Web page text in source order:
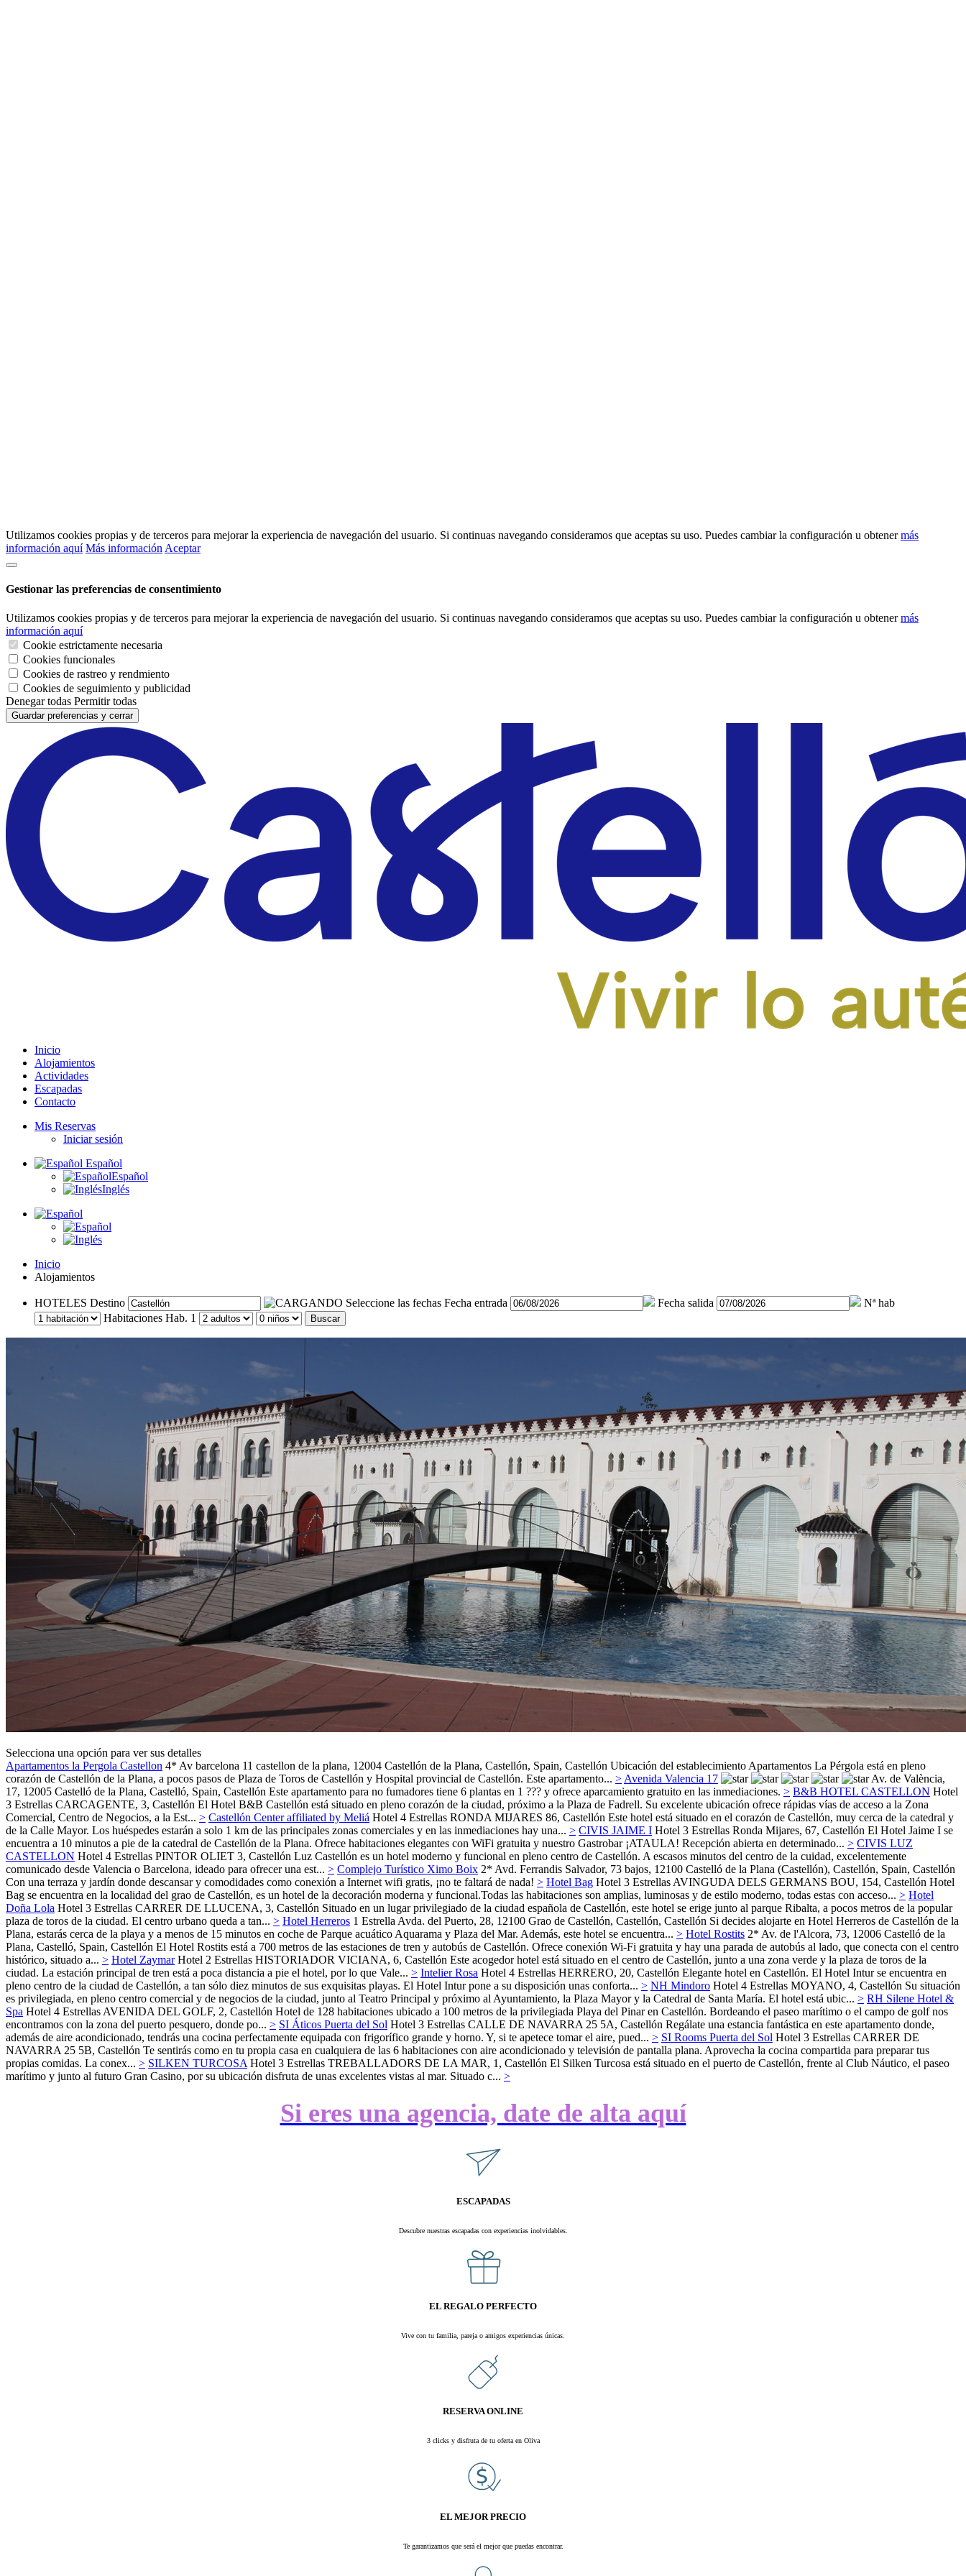
Utilizamos cookies propias y de terceros para mejorar la experiencia de navegación del usuario. Si continuas navegando consideramos que aceptas su uso. Puedes cambiar la configuración u obtenermás
información aquí Más información Aceptar
Gestionar las preferencias de consentimiento
Utilizamos cookies propias y de terceros para mejorar la experiencia de navegación del usuario. Si continuas navegando consideramos que aceptas su uso. Puedes cambiar la configuración u obtenermás
información aquí
Cookie estrictamente necesaria
Cookies funcionales
Cookies de rastreo y rendmiento
Cookies de seguimiento y publicidad
Denegar todas Permitir todas
Guardar preferencias y cerrar
Inicio
Alojamientos
Actividades
Escapadas
Contacto
Mis Reservas
Iniciar sesión
Español
Español
Inglés
Inicio
Alojamientos
HOTELES Destino Seleccione las fechas Fecha entrada Fecha salida
Nª hab
Habitaciones Hab. 1 Buscar
Selecciona una opción para ver sus detalles
Apartamentos la Pergola Castellon 4* Av barcelona 11 castellon de la plana, 12004 Castellón de la Plana, Castellón, Spain, Castellón Ubicación del establecimiento Apartamentos La Pérgola está en pleno
corazón de Castellón de la Plana, a pocos pasos de Plaza de Toros de Castellón y Hospital provincial de Castellón. Este apartamento... > Avenida Valencia 17
Av. de València,
17, 12005 Castelló de la Plana, Castelló, Spain, Castellón Este apartamento para no fumadores tiene 6 plantas en 1 ??? y ofrece aparcamiento gratuito en las inmediaciones. > B&B HOTEL CASTELLON Hotel
3 Estrellas CARCAGENTE, 3, Castellón El Hotel B&B Castellón está situado en pleno corazón de la ciudad, próximo a la Plaza de Fadrell. Su excelente ubicación ofrece rápidas vías de acceso a la Zona
Comercial, Centro de Negocios, a la Est... > Castellón Center affiliated by Meliá Hotel 4 Estrellas RONDA MIJARES 86, Castellón Este hotel está situado en el corazón de Castellón, muy cerca de la catedral y
de la Calle Mayor. Los huéspedes estarán a solo 1 km de las principales zonas comerciales y en las inmediaciones hay una... > CIVIS JAIME I Hotel 3 Estrellas Ronda Mijares, 67, Castellón El Hotel Jaime I se
encuentra a 10 minutos a pie de la catedral de Castellón de la Plana. Ofrece habitaciones elegantes con WiFi gratuita y nuestro Gastrobar ¡ATAULA! Recepción abierta en determinado... > CIVIS LUZ
CASTELLON Hotel 4 Estrellas PINTOR OLIET 3, Castellón Luz Castellón es un hotel moderno y funcional en pleno centro de Castellón. A escasos minutos del centro de la cuidad, excelentemente
comunicado desde Valencia o Barcelona, ideado para ofrecer una est... > Complejo Turístico Ximo Boix 2* Avd. Ferrandis Salvador, 73 bajos, 12100 Castelló de la Plana (Castellón), Castellón, Spain, Castellón
Con una terraza y jardín donde descansar y comodidades como conexión a Internet wifi gratis, ¡no te faltará de nada! > Hotel Bag Hotel 3 Estrellas AVINGUDA DELS GERMANS BOU, 154, Castellón Hotel
Bag se encuentra en la localidad del grao de Castellón, es un hotel de la decoración moderna y funcional.Todas las habitaciones son amplias, luminosas y de estilo moderno, todas estas con acceso... > Hotel
Doña Lola Hotel 3 Estrellas CARRER DE LLUCENA, 3, Castellón Situado en un lugar privilegiado de la ciudad española de Castellón, este hotel se erige junto al parque Ribalta, a pocos metros de la popular
plaza de toros de la ciudad. El centro urbano queda a tan... > Hotel Herreros 1 Estrella Avda. del Puerto, 28, 12100 Grao de Castellón, Castellón, Castellón Si decides alojarte en Hotel Herreros de Castellón de la
Plana, estarás cerca de la playa y a menos de 15 minutos en coche de Parque acuático Aquarama y Plaza del Mar. Además, este hotel se encuentra... > Hotel Rostits 2* Av. de l'Alcora, 73, 12006 Castelló de la
Plana, Castelló, Spain, Castellón El Hotel Rostits está a 700 metros de las estaciones de tren y autobús de Castellón. Ofrece conexión Wi-Fi gratuita y hay una parada de autobús al lado, que conecta con el centro
histórico, situado a... > Hotel Zaymar Hotel 2 Estrellas HISTORIADOR VICIANA, 6, Castellón Este acogedor hotel está situado en el centro de Castellón, junto a una zona verde y la plaza de toros de la
ciudad. La estación principal de tren está a poca distancia a pie el hotel, por lo que Vale... > Intelier Rosa Hotel 4 Estrellas HERRERO, 20, Castellón Elegante hotel en Castellón. El Hotel Intur se encuentra en
pleno centro de la ciudad de Castellón, a tan sólo diez minutos de sus exquisitas playas. El Hotel Intur pone a su disposición unas conforta... > NH Mindoro Hotel 4 Estrellas MOYANO, 4, Castellón Su situación
es privilegiada, en pleno centro comercial y de negocios de la ciudad, junto al Teatro Principal y próximo al Ayuntamiento, la Plaza Mayor y la Catedral de Santa María. El hotel está ubic... > RH Silene Hotel &
Spa Hotel 4 Estrellas AVENIDA DEL GOLF, 2, Castellón Hotel de 128 habitaciones ubicado a 100 metros de la privilegiada Playa del Pinar en Castellón. Bordeando el paseo marítimo o el campo de golf nos
encontramos con la zona del puerto pesquero, donde po... > SI Áticos Puerta del Sol Hotel 3 Estrellas CALLE DE NAVARRA 25 5A, Castellón Regálate una estancia fantástica en este apartamento donde,
además de aire acondicionado, tendrás una cocina perfectamente equipada con frigorífico grande y horno. Y, si te apetece tomar el aire, pued... > SI Rooms Puerta del Sol Hotel 3 Estrellas CARRER DE
NAVARRA 25 5B, Castellón Te sentirás como en tu propia casa en cualquiera de las 6 habitaciones con aire acondicionado y televisión de pantalla plana. Aprovecha la cocina compartida para preparar tus
propias comidas. La conex... > SILKEN TURCOSA Hotel 3 Estrellas TREBALLADORS DE LA MAR, 1, Castellón El Silken Turcosa está situado en el puerto de Castellón, frente al Club Náutico, el paseo
marítimo y junto al futuro Gran Casino, por su ubicación disfruta de unas excelentes vistas al mar. Situado c... >
Si eres una agencia, date de alta aquí
ESCAPADAS
Descubre nuestras escapadas con experiencias inolvidables.
EL REGALO PERFECTO
Vive con tu familia, pareja o amigos experiencias únicas.
RESERVA ONLINE
3 clicks y disfruta de tu oferta en Oliva
EL MEJOR PRECIO
Te garantizamos que será el mejor que puedas encontrar.